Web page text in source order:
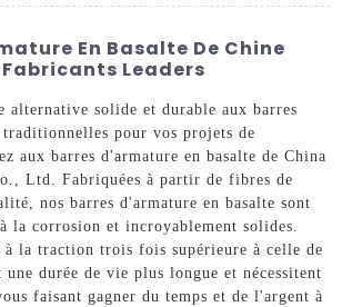
En Basalte De Chine
Leaders
alternative solide et durable aux barres
pour vos projets de
aux barres d'armature en basalte de China
Ltd. Fabriquées à partir de fibres de
nos barres d'armature en basalte sont
la corrosion et incroyablement solides.
à la traction trois fois supérieure à celle de
durée de vie plus longue et nécessitent
faisant gagner du temps et de l'argent à